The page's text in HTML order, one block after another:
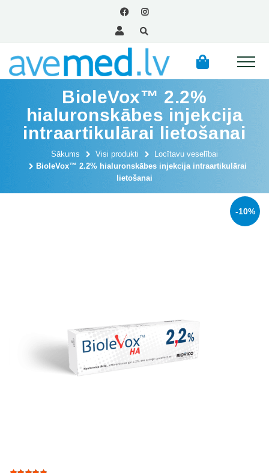
BioleVox™ 2.2%
hialuronskābes injekcija
intraartikulārai lietošanai
Sākums Visi produkti
Locītavu veselībai
BioleVox™ 2.2% hialuronskābes injekcija intraartikulārai
lietošanai
-10%